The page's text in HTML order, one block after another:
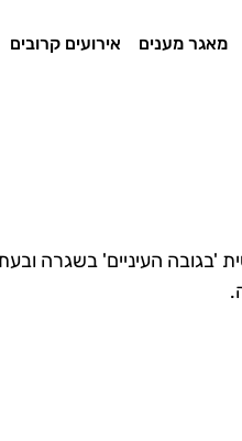
מאגר מענים אירועים קרובים
'בגובה העיניים' בשגרה